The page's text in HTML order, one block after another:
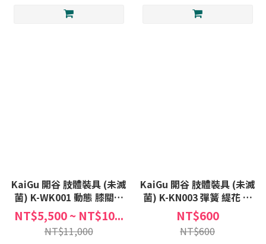
KaiGu 開谷 肢體裝具 (未滅
菌) K-WK001 動態 膝關節
支架 one size 膝蓋 關節 固
定 控制 KWK001 贈洗衣袋
x1
NT$5,500 ~ NT$10...
NT$11,000
KaiGu 開谷 肢體裝具 (未滅
菌) K-KN003 彈簧 緹花 護
KKN003
NT$600
NT$600